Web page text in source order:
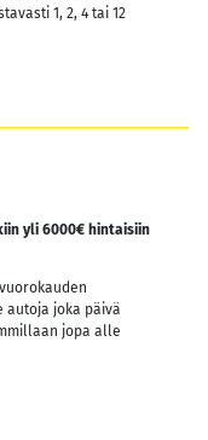
1, 2, 4 tai 12
yli 6000€ hintaisiin
autoja joka päivä
jopa alle